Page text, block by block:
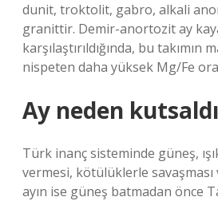
dunit, troktolit, gabro, alkali
granittir. Demir-anortozit ay
karşılaştırıldığında, bu takımın
nispeten daha yüksek Mg/Fe
Ay neden
Türk inanç sisteminde güneş,
vermesi, kötülüklerle savaşması
ayın ise güneş batmadan önce